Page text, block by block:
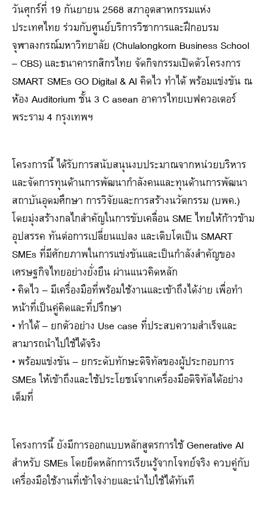
วันศุกร์ที่ 19 กันยายน 2568 สภาอุตสาหกรรมแห่ง
ประเทศไทย ร่วมกับศูนย์บริการวิชาการและฝึกอบรม
จุฬาลงกรณ์มหาวิทยาลัย (Chulalongkorn Business School
– CBS) และธนาคารกสิกรไทย จัดกิจกรรมเปิดตัวโครงการ
SMART SMEs GO Digital & AI คิดไว ทำได้ พร้อมแข่งขัน ณ
ห้อง Auditorium ชั้น 3 C asean อาคารไทยเบฟควอเตอร์
พระราม 4 กรุงเทพฯ
โครงการนี้ ได้รับการสนับสนุนงบประมาณจากหน่วยบริหาร
และจัดการทุนด้านการพัฒนากำลังคนและทุนด้านการพัฒนา
สถาบันอุดมศึกษา การวิจัยและการสร้างนวัตกรรม (บพค.)
โดยมุ่งสร้างกลไกสำคัญในการขับเคลื่อน SME ไทยให้ก้าวข้าม
อุปสรรค ทันต่อการเปลี่ยนแปลง และเติบโตเป็น SMART
SMEs ที่มีศักยภาพในการแข่งขันและเป็นกำลังสำคัญของ
เศรษฐกิจไทยอย่างยั่งยืน ผ่านแนวคิดหลัก
• คิดไว – มีเครื่องมือที่พร้อมใช้งานและเข้าถึงได้ง่าย เพื่อทำ
หน้าที่เป็นคู่คิดและที่ปรึกษา
• ทำได้ – ยกตัวอย่าง Use case ที่ประสบความสำเร็จและ
สามารถนำไปใช้ได้จริง
• พร้อมแข่งขัน – ยกระดับทักษะดิจิทัลของผู้ประกอบการ
SMEs ให้เข้าถึงและใช้ประโยชน์จากเครื่องมือดิจิทัลได้อย่าง
เต็มที่
โครงการนี้ ยังมีการออกแบบหลักสูตรการใช้ Generative AI
สำหรับ SMEs โดยยึดหลักการเรียนรู้จากโจทย์จริง ควบคู่กับ
เครื่องมือใช้งานที่เข้าใจง่ายและนำไปใช้ได้ทันที